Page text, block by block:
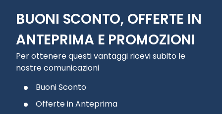
BUONI SCONTO, OFFERTE IN
ANTEPRIMA E PROMOZIONI
Per ottenere questi vantaggi ricevi subito le
nostre comunicazioni
Buoni Sconto
Offerte in Anteprima